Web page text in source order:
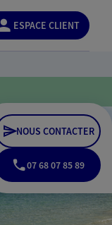
ESPACE CLIENT
NOUS CONTACTER
07 68 07 85 89